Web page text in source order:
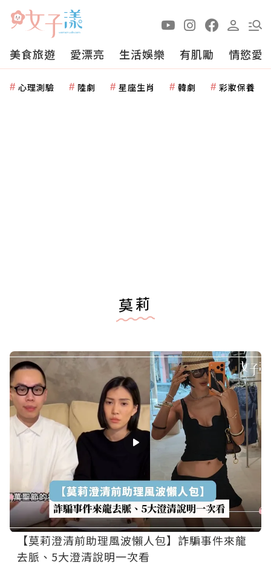
美食旅遊 愛漂亮 生活娛樂 有肌勵 情慾愛
心理測驗 陸劇 星座生肖 韓劇 彩妝保養
莫莉
【莫莉澄清前助理風波懶人包】詐騙事件來龍
去脈、5大澄清說明一次看